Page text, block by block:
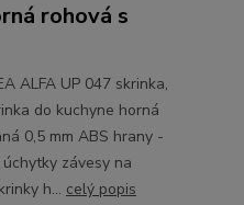
rohová s
ALFA UP 047 skrinka,
do kuchyne horná
0,5 mm ABS hrany -
závesy na
h... celý popis